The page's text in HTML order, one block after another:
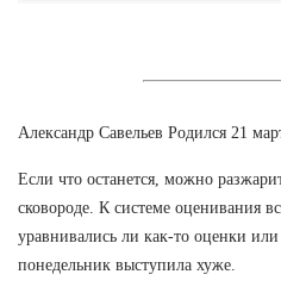
Александр Савельев Родился 21
Если что останется, можно
сковороде. К системе оценивания
уравнивались ли как-то оценки
понедельник выступила хуже.